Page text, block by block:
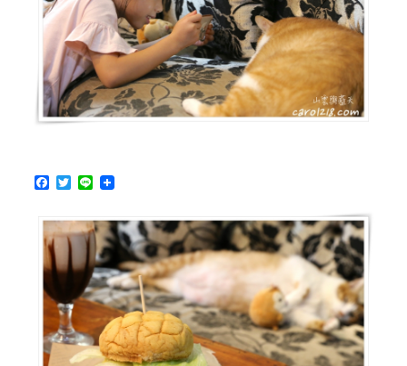
餐，
空
間
舒
適
有
F
e
b
o
o
T
t
t
e
r
L
e